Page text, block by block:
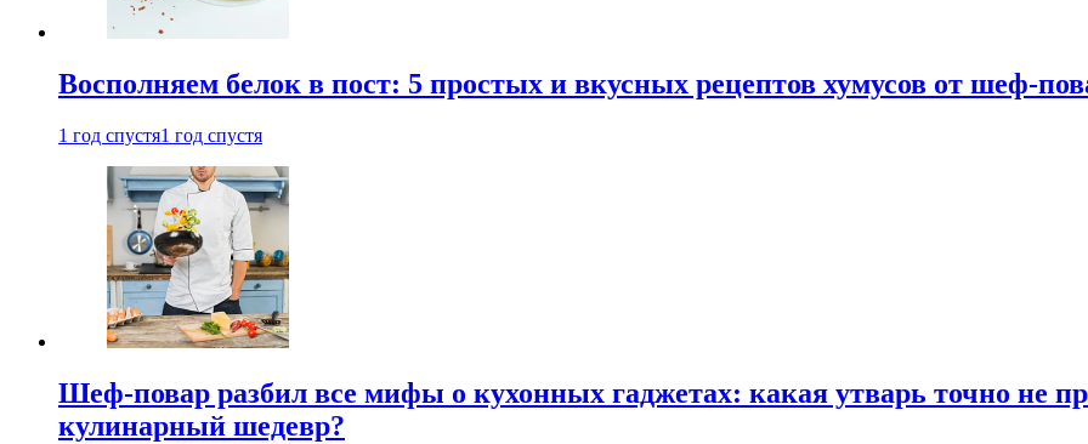
Восполняем белок в пост: 5 простых и вкусных рецептов хумусов от шеф-
1 год спустя1 год спустя
Шеф-повар разбил все мифы о кухонных гаджетах: какая утварь точно не
кулинарный шедевр?